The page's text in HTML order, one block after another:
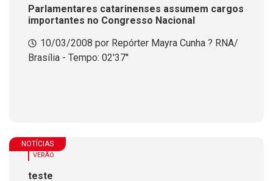
Parlamentares catarinenses assumem cargos
importantes no Congresso Nacional
10/03/2008 por Repórter Mayra Cunha ? RNA/
Brasília - Tempo: 02'37''
NOTÍCIAS
VERÃO
teste